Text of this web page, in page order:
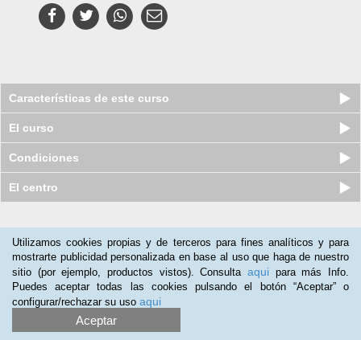
Características de este curso
El curso
Condiciones
El centro
Yoana Larráyoz(18-11-2016)
Combina teoría y práctica, eso es bueno.
Utilizamos cookies propias y de terceros para fines analíticos y para
mostrarte publicidad personalizada en base al uso que haga de nuestro
sitio (por ejemplo, productos vistos). Consulta aqui para más Info.
Puedes aceptar todas las cookies pulsando el botón “Aceptar” o
configurar/rechazar su uso aqui
Aceptar